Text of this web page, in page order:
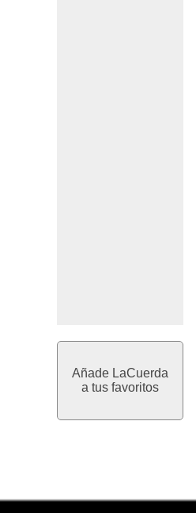
Añade LaCuerda
a tus favoritos